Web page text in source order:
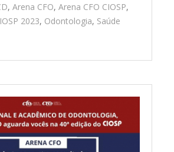
,Arena CFO,Arena CFO CIOSP,
2023, Odontologia, Saúde